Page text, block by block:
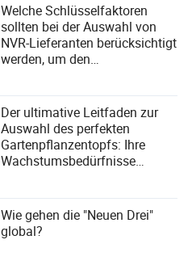
Welche Schlüsselfaktoren
sollten bei der Auswahl von
NVR-Lieferanten berücksichtigt
werden, um den
gerecht zu werden?
Der ultimative Leitfaden zur
Auswahl des perfekten
Gartenpflanzentopfs: Ihre
Wachstumsbedürfnisse
Wie gehen die "Neuen Drei"
global?